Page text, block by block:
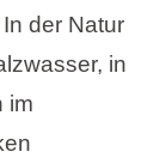
der Natur
in
im